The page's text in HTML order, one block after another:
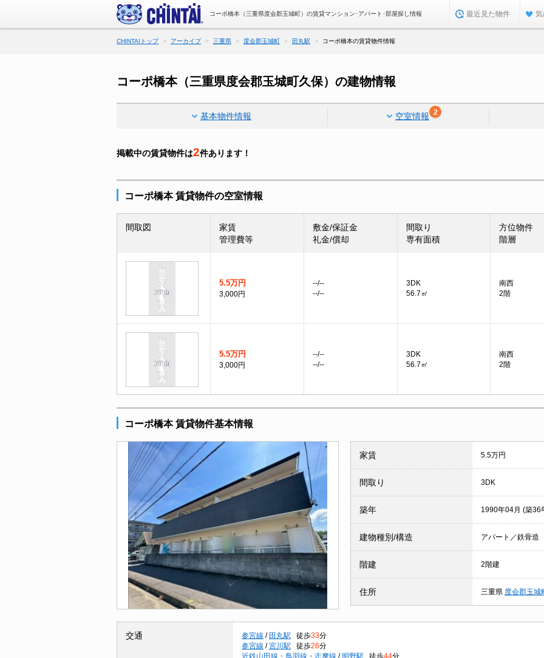
コーポ橋本（三重県度会郡玉城町）の賃貸マンション･アパート･部屋探し情報 最近見た物件
CHINTAIトップ アーカイブ 三重県 度会郡玉城町 田丸駅 コーポ橋本の賃貸物件情報
コーポ橋本（三重県度会郡玉城町久保）の建物情報
基本物件情報 空室情報 2
掲載中の賃貸物件は2件あります！
コーポ橋本 賃貸物件の空室情報
間取図
家賃
管理費等
敷金/保証金
礼金/償却
間取り
専有面積
方位物件
階層
5.5万円
3,000円
--/--
--/--
3DK
56.7㎡
南西
2階
5.5万円
3,000円
--/--
--/--
3DK
56.7㎡
南西
2階
コーポ橋本 賃貸物件基本情報
家賃 5.5万円
間取り 3DK
築年 1990年04月 (築36
建物種別/構造 アパート／鉄骨造
階建 2階建
住所 三重県 度会郡玉城
交通 参宮線 / 田丸駅 徒歩33分
参宮線 / 宮川駅 徒歩26分
近鉄山田線・鳥羽線・志摩線 / 明野駅 徒歩44分